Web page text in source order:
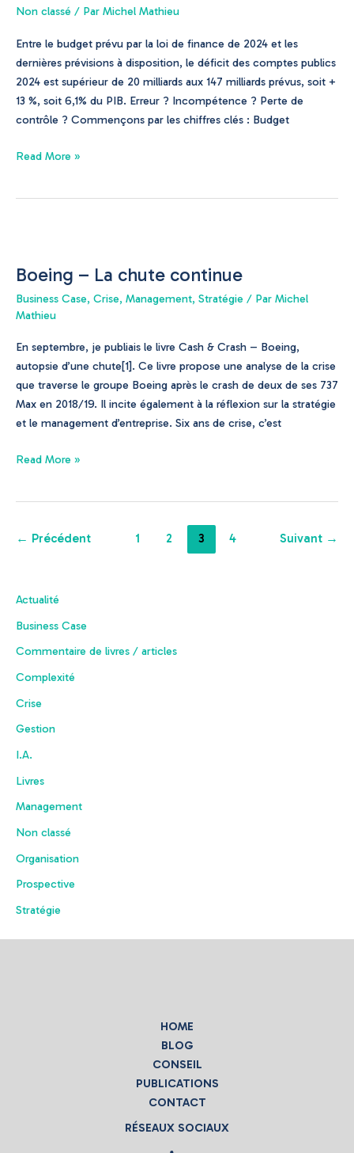
Non classé / Par Michel Mathieu
Entre le budget prévu par la loi de finance de 2024 et les
dernières prévisions à disposition, le déficit des comptes publics
2024 est supérieur de 20 milliards aux 147 milliards prévus, soit +
13 %, soit 6,1% du PIB. Erreur ? Incompétence ? Perte de
contrôle ? Commençons par les chiffres clés : Budget
dette
abyssale,
pourquoi
?
Read More »
Boeing – La chute continue
Business Case, Crise, Management, Stratégie / Par Michel
Mathieu
En septembre, je publiais le livre Cash & Crash – Boeing,
autopsie d’une chute[1]. Ce livre propose une analyse de la crise
que traverse le groupe Boeing après le crash de deux de ses 737
Max en 2018/19. Il incite également à la réflexion sur la stratégie
et le management d’entreprise. Six ans de crise, c’est
La
chute
continue
Read More »
← Précédent 1 2 3 4 Suivant →
Actualité
Business Case
Commentaire de livres / articles
Complexité
Crise
Gestion
I.A.
Livres
Management
Non classé
Organisation
Prospective
Stratégie
HOME
BLOG
CONSEIL
PUBLICATIONS
CONTACT
RÉSEAUX SOCIAUX